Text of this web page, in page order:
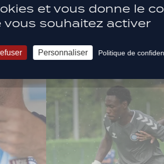
et vous donne le
vous souhaitez activer
Personnaliser Politique de